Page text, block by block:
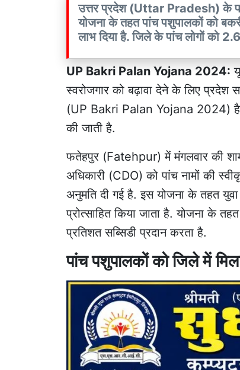
उत्तर प्रदेश (Uttar Pradesh) के
योजना के तहत पांच पशुपालकों को
लाभ दिया है. जिले के पांच लोगों को
UP Bakri Palan Yojana 2024:
स्वरोजगार को बढ़ावा देने के लिए प्रदेश
(UP Bakri Palan Yojana 2024) है.
की जाती है.
फतेहपुर (Fatehpur) में मंगलवार की
अधिकारी (CDO) को पांच नामों की
अनुमति दी गई है. इसयोजना के तहतयुवा
प्रोत्साहित किया जाता है. योजना के
प्रतिशत सब्सिडी प्रदान करता है.
पांच पशुपालकों को जिले में